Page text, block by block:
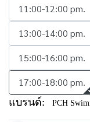
11:00-12:00 pm.
13:00-14:00 pm.
15:00-16:00 pm.
17:00-18:00 pm.
แบรนด์: PCH